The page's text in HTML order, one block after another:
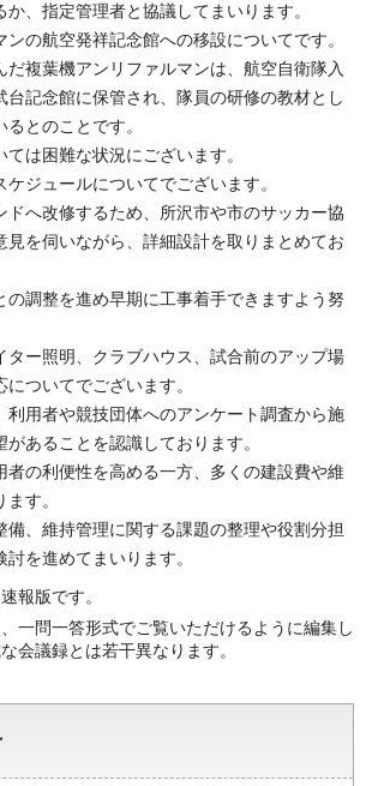
、指定管理者と協議してまいります。
の航空発祥記念館への移設についてです。
だ複葉機アンリファルマンは、航空自衛隊入
台記念館に保管され、隊員の研修の教材とし
とのことです。
ては困難な状況にございます。
ジュールについてでございます。
ドへ改修するため、所沢市や市のサッカー協
見を伺いながら、詳細設計を取りまとめてお
の調整を進め早期に工事着手できますよう努
ター照明、クラブハウス、試合前のアップ場
ついてでございます。
利用者や競技団体へのアンケート調査から施
あることを認識しております。
者の利便性を高める一方、多くの建設費や維
す。
備、維持管理に関する課題の整理や役割分担
を進めてまいります。
報版です。
一問一答形式でご覧いただけるように編集し
会議録とは若干異なります。